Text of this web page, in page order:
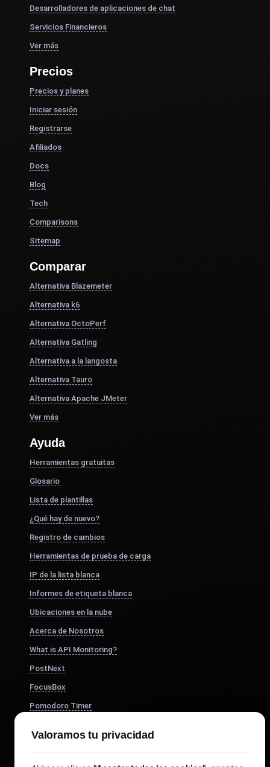
Desarrolladores de aplicaciones de chat
Servicios Financieros
Ver más
Precios
Precios y planes
Iniciar sesión
Registrarse
Afiliados
Docs
Blog
Tech
Comparisons
Sitemap
Comparar
Alternativa Blazemeter
Alternativa k6
Alternativa OctoPerf
Alternativa Gatling
Alternativa a la langosta
Alternativa Tauro
Alternativa Apache JMeter
Ver más
Ayuda
Herramientas gratuitas
Glosario
Lista de plantillas
¿Qué hay de nuevo?
Registro de cambios
Herramientas de prueba de carga
IP de la lista blanca
Informes de etiqueta blanca
Ubicaciones en la nube
Acerca de Nosotros
What is API Monitoring?
PostNext
FocusBox
Pomodoro Timer
Valoramos tu privacidad